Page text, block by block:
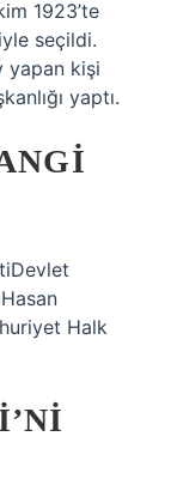
1923’te
seçildi.
yapan kişi
yaptı.
Halk